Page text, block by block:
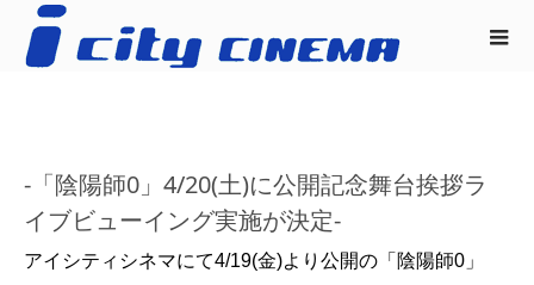
-「陰陽師0」4/20(土)に公開記念舞台挨拶ラ
イブビューイング実施が決定-
アイシティシネマにて4/19(金)より公開の「陰陽師0」